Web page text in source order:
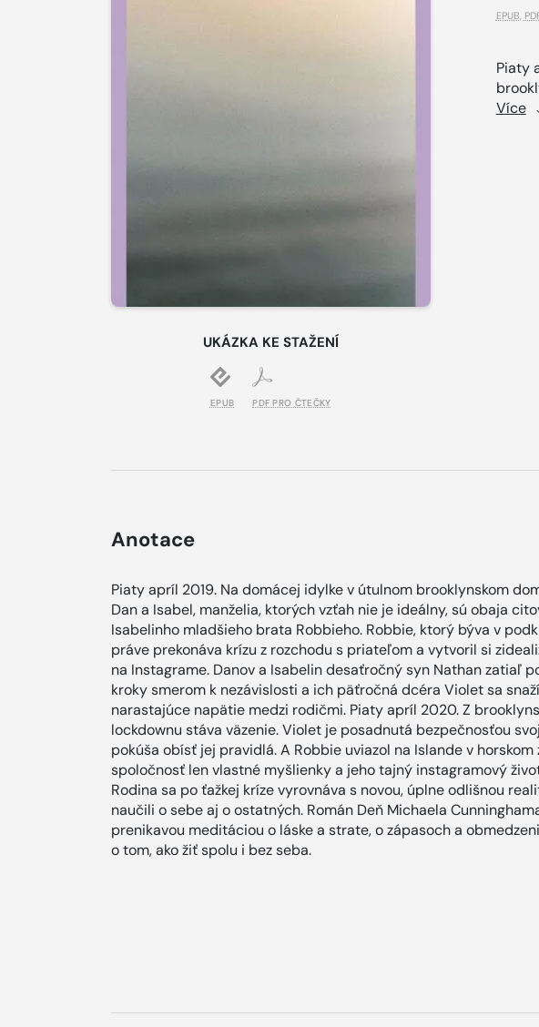
UKÁZKA KE STAŽENÍ
EPUB PDF PRO ČTEČKY
EPUB
Piaty
Více
Anotace
Piaty apríl 2019. Na domácej idylke v útulnom brooklynskom
Dan a Isabel, manželia, ktorých vzťah nie je ideálny, sú obaja
Isabelinho mladšieho brata Robbieho. Robbie, ktorý býva v
práve prekonáva krízu z rozchodu s priateľom a vytvoril si
na Instagrame. Danov a Isabelin desaťročný syn Nathan zatiaľ
kroky smerom k nezávislosti a ich päťročná dcéra Violet sa
narastajúce napätie medzi rodičmi. Piaty apríl 2020. Z
lockdownu stáva väzenie. Violet je posadnutá bezpečnosťou
pokúša obísť jej pravidlá. A Robbie uviazol na Islande v horskom
spoločnosť len vlastné myšlienky a jeho tajný instagramový
Rodina sa po ťažkej kríze vyrovnáva s novou, úplne odlišnou
naučili o sebe aj o ostatných. Román Deň Michaela
prenikavou meditáciou o láske a strate, o zápasoch a
o tom, ako žiť spolu i bez seba.